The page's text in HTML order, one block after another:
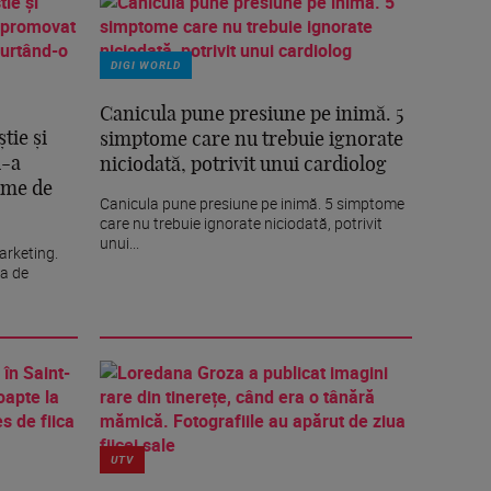
și
a
de
de
DIGI WORLD
Canicula pune presiune pe inimă. 5
simptome care nu trebuie ignorate
niciodată, potrivit unui cardiolog
Canicula pune presiune pe inimă. 5 simptome
care nu trebuie ignorate niciodată, potrivit
unui...
UTV